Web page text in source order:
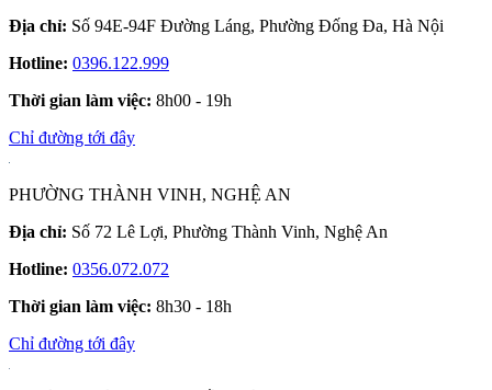
Địa chỉ: Số 94E-94F Đường Láng, Phường Đống Đa, Hà Nội
Hotline: 0396.122.999
Thời gian làm việc: 8h00 - 19h
Chỉ đường tới đây
PHƯỜNG THÀNH VINH, NGHỆ AN
Địa chỉ: Số 72 Lê Lợi, Phường Thành Vinh, Nghệ An
Hotline: 0356.072.072
Thời gian làm việc: 8h30 - 18h
Chỉ đường tới đây